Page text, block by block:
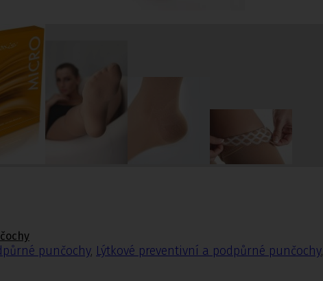
punčochy, Lýtkové preventivní a podpůrné punčochy,